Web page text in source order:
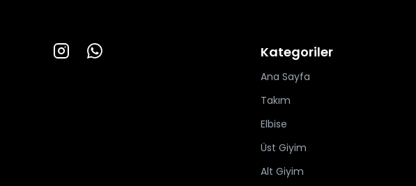
Kategoriler
Ana Sayfa
Takım
Elbise
Üst Giyim
Alt Giyim